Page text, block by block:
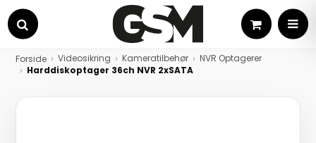
Søg
Kurv
Forside Videosikring Kameratilbehør
NVR Optagerer
Harddiskoptager 36ch NVR 2xSATA